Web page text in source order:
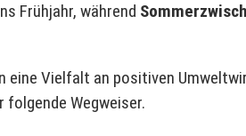
Frühjahr, während
eine Vielfalt an positiven
Wegweiser.